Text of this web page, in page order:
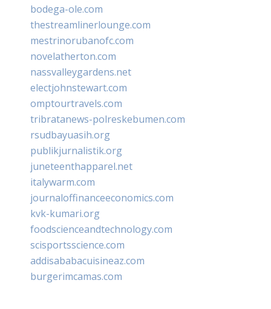
bodega-ole.com
thestreamlinerlounge.com
mestrinorubanofc.com
novelatherton.com
nassvalleygardens.net
electjohnstewart.com
omptourtravels.com
tribratanews-polreskebumen.com
rsudbayuasih.org
publikjurnalistik.org
juneteenthapparel.net
italywarm.com
journaloffinanceeconomics.com
kvk-kumari.org
foodscienceandtechnology.com
scisportsscience.com
addisababacuisineaz.com
burgerimcamas.com